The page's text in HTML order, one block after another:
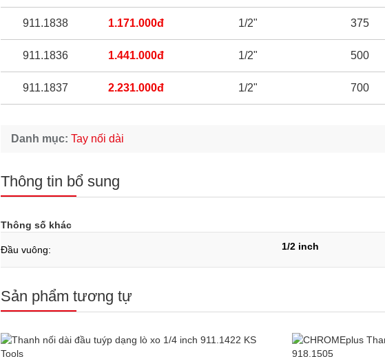
911.1838 1.171.000đ 1/2" 375
911.1836 1.441.000đ 1/2" 500
911.1837 2.231.000đ 1/2" 700
Danh mục: Tay nối dài
Thông tin bổ sung
Thông số khác
Đầu vuông: 1/2 inch
Sản phẩm tương tự